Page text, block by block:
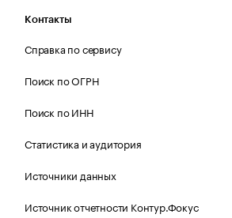
Контакты
Справка по сервису
Поиск по ОГРН
Поиск по ИНН
Статистика и аудитория
Источники данных
Источник отчетности Контур.Фокус